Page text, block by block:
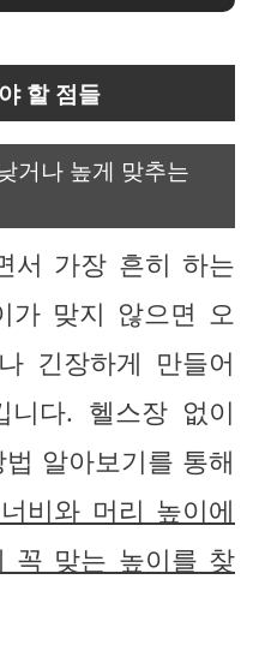
할 점들
거나 높게 맞추는
서 가장 흔히 하는
가 맞지 않으면 오
긴장하게 만들어
니다. 헬스장 없이
알아보기를 통해
비와 머리 높이에
꼭 맞는 높이를 찾